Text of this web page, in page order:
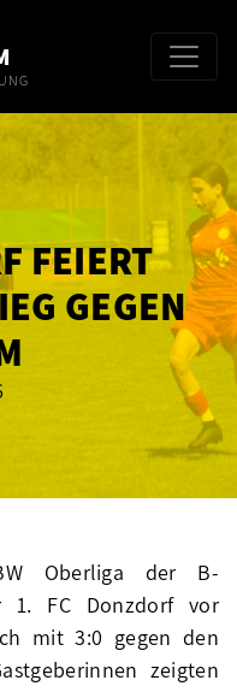
FEIERT
GEGEN
Oberliga der B-
1. FC Donzdorf vor
mit 3:0 gegen den
zeigten